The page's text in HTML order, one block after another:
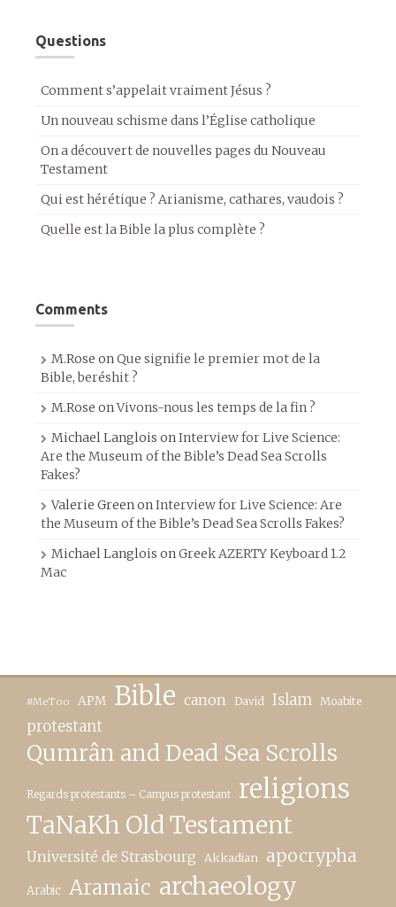
Questions
Comment s’appelait vraiment Jésus ?
Un nouveau schisme dans l’Église catholique
On a découvert de nouvelles pages du Nouveau
Testament
Qui est hérétique ? Arianisme, cathares, vaudois ?
Quelle est la Bible la plus complète ?
Comments
M.Rose onQue signifie le premier mot de la
Bible, beréshit ?
M.Rose onVivons-nous les temps de la fin ?
Michael Langlois onInterview for Live Science:
Are the Museum of the Bible’s Dead Sea Scrolls
Fakes?
Valerie GreenonInterview for Live Science: Are
the Museum of the Bible’s Dead Sea Scrolls Fakes?
Michael Langlois onGreek AZERTY Keyboard 1.2
Mac
#MeToo APM Bible canon David Islam Moabite
protestant
Qumrân and Dead Sea Scrolls
Regards protestants – Campus protestant religions
TaNaKh Old Testament
Université de Strasbourg Akkadian apocrypha
Arabic Aramaic archaeology